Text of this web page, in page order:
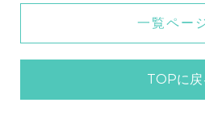
一覧ペー
TOPに戻